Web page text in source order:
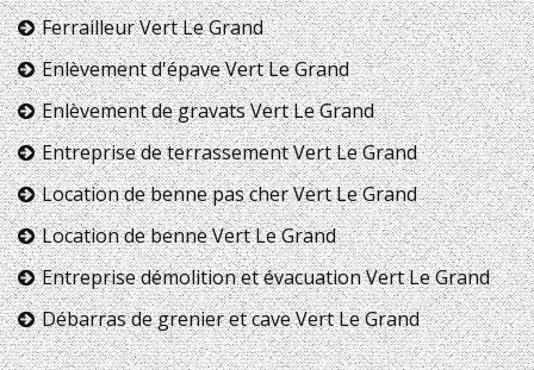
Ferrailleur Vert Le Grand
Enlèvement d'épave Vert Le Grand
Enlèvement de gravats Vert Le Grand
Entreprise de terrassement Vert Le Grand
Location de benne pas cher Vert Le Grand
Location de benne Vert Le Grand
Entreprise démolition et évacuation Vert Le Grand
Débarras de grenier et cave Vert Le Grand